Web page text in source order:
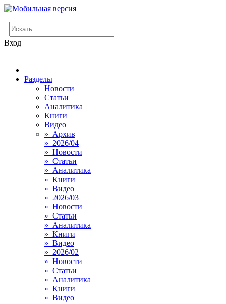
Вход
Разделы
Новости
Статьи
Аналитика
Книги
Видео
» Архив
» 2026/04
» Новости
» Статьи
» Аналитика
» Книги
» Видео
» 2026/03
» Новости
» Статьи
» Аналитика
» Книги
» Видео
» 2026/02
» Новости
» Статьи
» Аналитика
» Книги
» Видео